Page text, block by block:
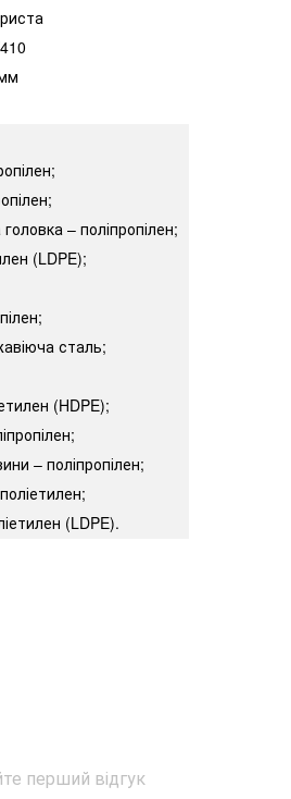
– поліпропілен;
(LDPE);
сталь;
(HDPE);
– поліпропілен;
(LDPE).
перший відгук